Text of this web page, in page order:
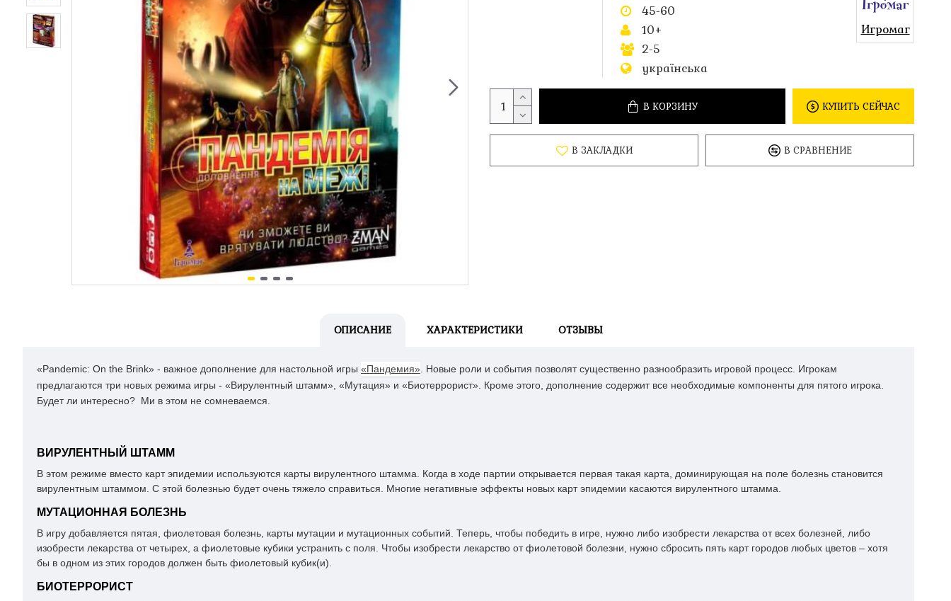
45-60
10+
2-5
українська
Игромаг
В КОРЗИНУ КУПИТЬ СЕЙЧАС
В ЗАКЛАДКИ В СРАВНЕНИЕ
ОПИСАНИЕ ХАРАКТЕРИСТИКИ ОТЗЫВЫ
«Pandemic: On the Brink» - важное дополнение для настольной игры «Пандемия» . Новые роли и события позволят существенно разнообразить игровой процесс. Игрокам
предлагаются три новых режима игры - «Вирулентный штамм», «Мутация» и «Биотеррорист». Кроме этого, дополнение содержит все необходимые компоненты для пятого игрока.
Будет ли интересно? Ми в этом не сомневаемся.
ВИРУЛЕНТНЫЙ ШТАММ
В этом режиме вместо карт эпидемии используются карты вирулентного штамма. Когда в ходе партии открывается первая такая карта, доминирующая на поле болезнь становится
вирулентным штаммом. С этой болезнью будет очень тяжело справиться. Многие негативные эффекты новых карт эпидемии касаются вирулентного штамма.
МУТАЦИОННАЯ БОЛЕЗНЬ
В игру добавляется пятая, фиолетовая болезнь, карты мутации и мутационных событий. Теперь, чтобы победить в игре, нужно либо изобрести лекарства от всех болезней, либо
изобрести лекарства от четырех, а фиолетовые кубики устранить с поля. Чтобы изобрести лекарство от фиолетовой болезни, нужно сбросить пять карт городов любых цветов – хотя
бы в одном из этих городов должен быть фиолетовый кубик(и).
БИОТЕРРОРИСТ